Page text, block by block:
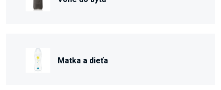
Matka a dieťa